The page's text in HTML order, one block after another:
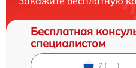
Бесплатная
специалистом